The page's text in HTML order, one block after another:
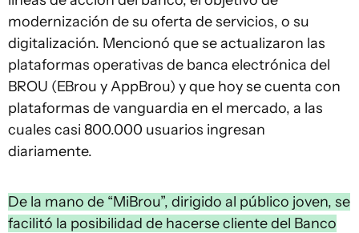
modernización de su oferta de servicios, o su
digitalización. Mencionó que se actualizaron las
plataformas operativas de banca electrónica del
BROU (EBrou y AppBrou) y que hoy se cuenta con
plataformas de vanguardia en el mercado, a las
cuales casi 800.000 usuarios ingresan
diariamente.
De la mano de “MiBrou”, dirigido al público joven, se
facilitó la posibilidad de hacerse cliente del Banco